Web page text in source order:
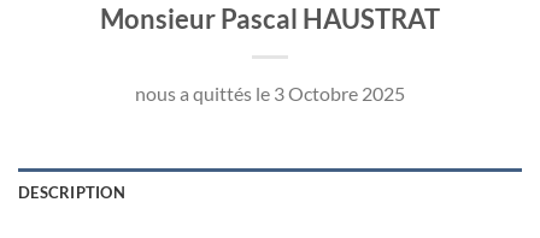
Monsieur Pascal HAUSTRAT
nous a quittés le 3 Octobre 2025
DESCRIPTION